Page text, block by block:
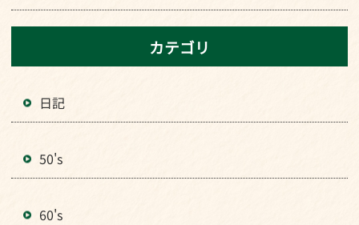
AZZの人気LPが入荷）
カテゴリ
日記
50's
60's